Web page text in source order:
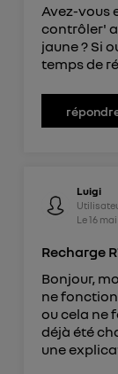
Avez-vous
contrôler'
jaune ? Si
temps de
Luigi
Le16
Recharge
Bonjour,
ne
ou cela ne
déjà été
une